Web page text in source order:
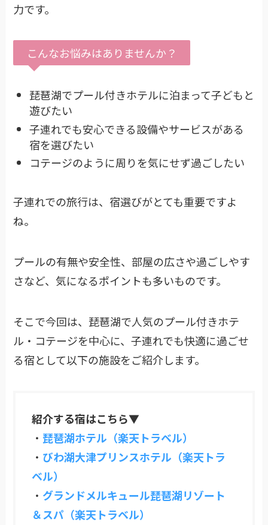
力です。
こんなお悩みはありませんか？
琵琶湖でプール付きホテルに泊まって子どもと
遊びたい
子連れでも安心できる設備やサービスがある
宿を選びたい
コテージのように周りを気にせず過ごしたい
子連れでの旅行は、宿選びがとても重要ですよ
ね。
プールの有無や安全性、部屋の広さや過ごしやす
さなど、気になるポイントも多いものです。
そこで今回は、琵琶湖で人気のプール付きホテ
ル・コテージを中心に、子連れでも快適に過ごせ
る宿として以下の施設をご紹介します。
紹介する宿はこちら▼
・ 琵琶湖ホテル（楽天トラベル）
・ びわ湖大津プリンスホテル（楽天トラ
ベル）
・ グランドメルキュール琵琶湖リゾート
＆スパ（楽天トラベル）